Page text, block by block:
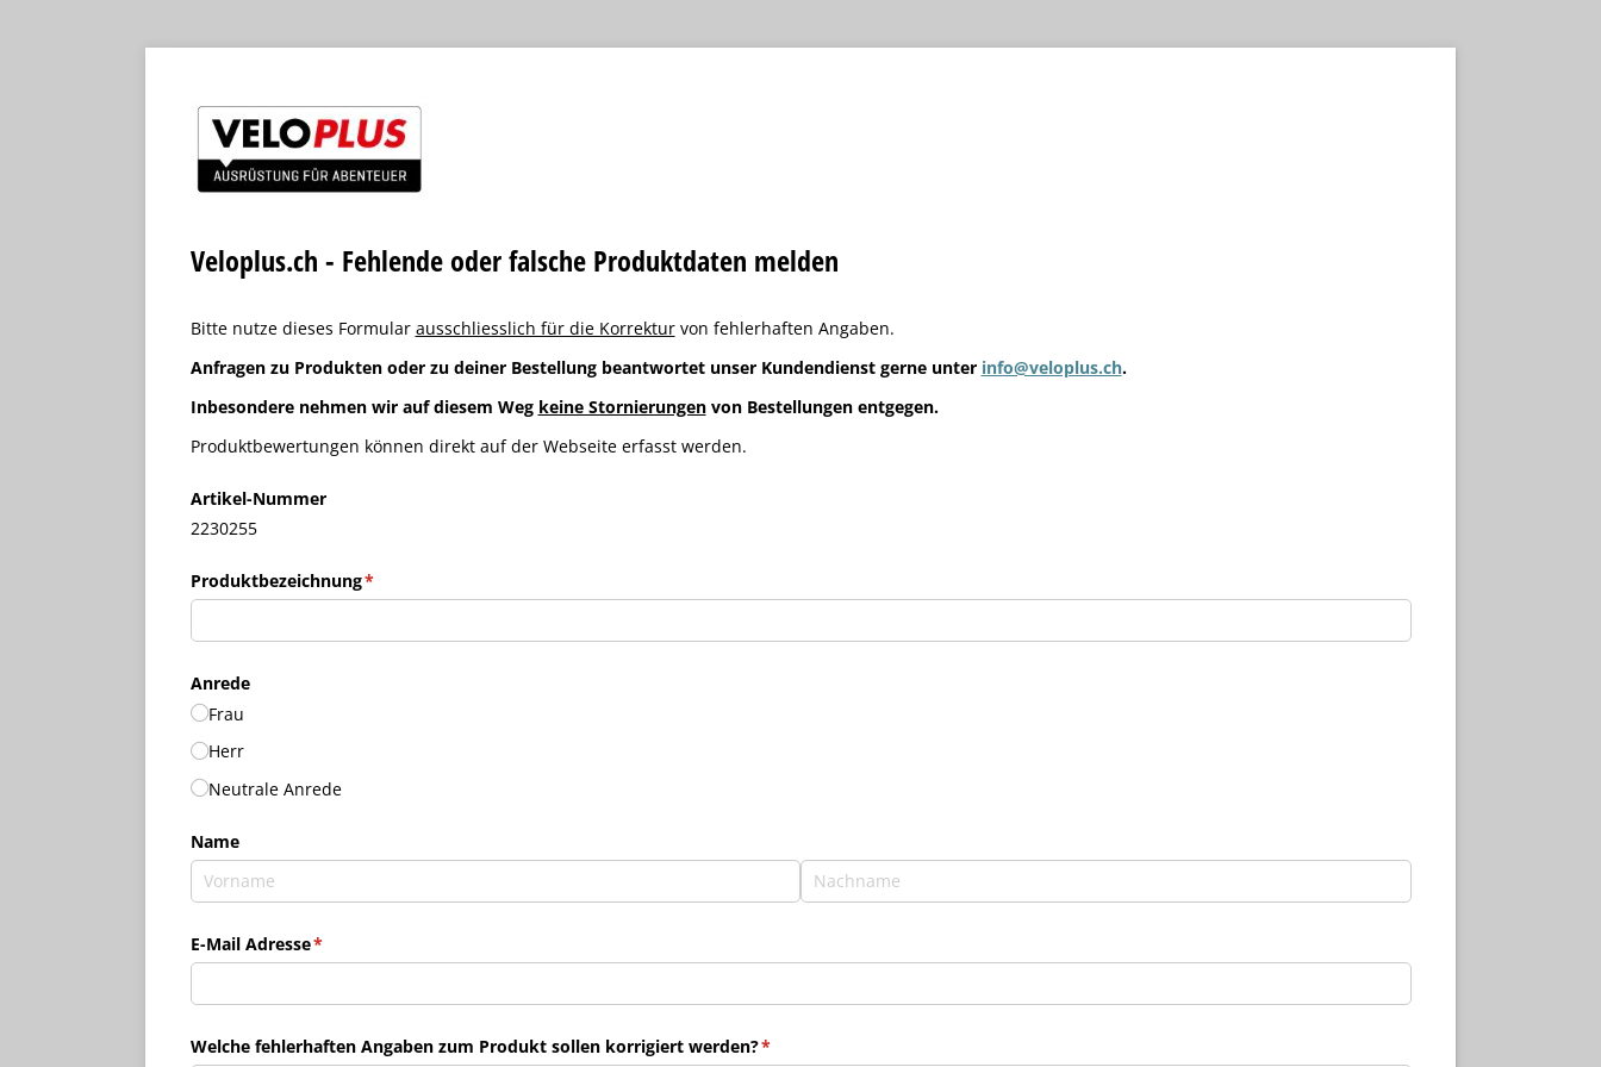
Veloplus.ch - Fehlende oder falsche Produktdaten melden
Bitte nutze dieses Formular ausschliesslich für die Korrekturvon fehlerhaften Angaben.
Anfragen zu Produkten oder zu deiner Bestellung beantwortet unser Kundendienst gerne unter info@veloplus.ch.
Inbesondere nehmen wir auf diesem Weg keine Stornierungenvon Bestellungen entgegen.
Produktbewertungen können direkt auf der Webseite erfasst werden.
Artikel-Nummer
2230255
Produktbezeichnung*
(erforderlich)
Anrede
Frau
Herr
Neutrale Anrede
Name
E-Mail Adresse*
(erforderlich)
Welche fehlerhaften Angaben zum Produkt sollen korrigiert werden?*
(erforderlich)